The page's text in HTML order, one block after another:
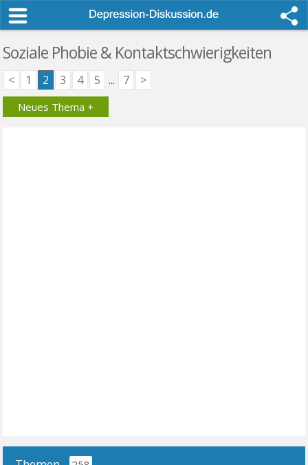
Soziale Phobie & Kontaktschwierigkeiten
< 1 2 3 4 5 ... 7 >
Neues Thema +